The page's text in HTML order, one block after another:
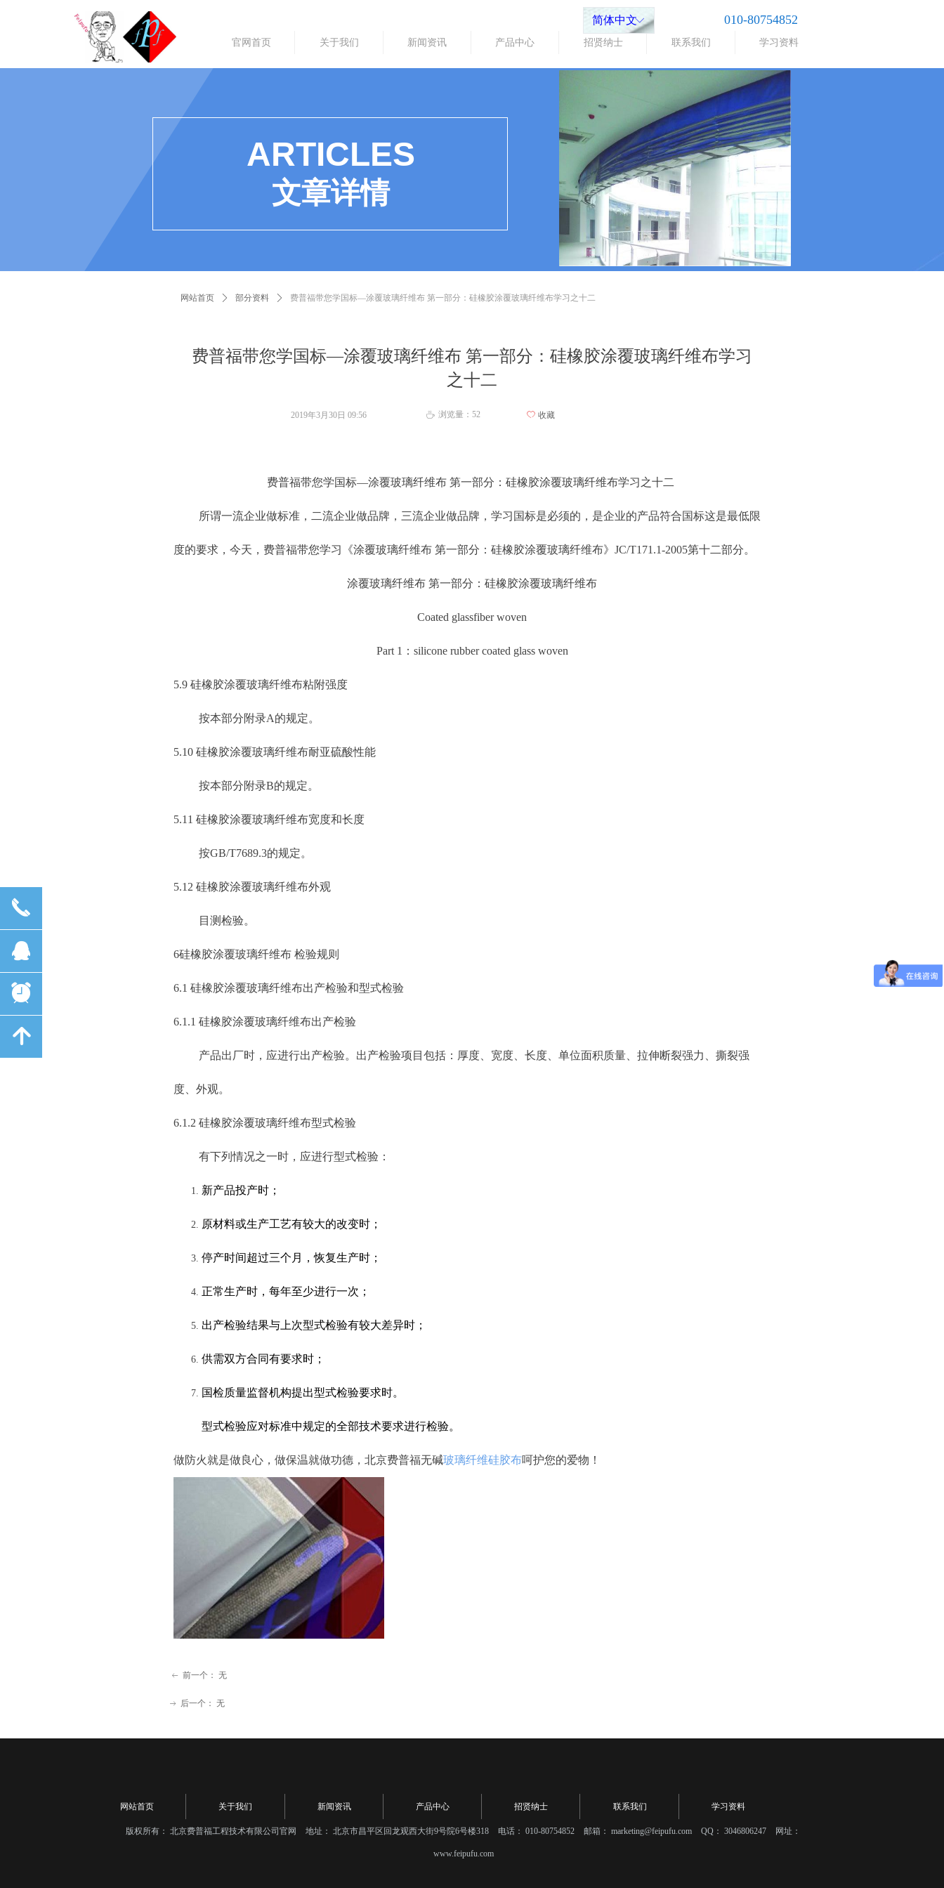
官网首页 关于我们 新闻资讯 产品中心 招贤纳士 联系我们 学习资料
010-80754852
ꀅ
简体中文
网站首页 ꄲ 部分资料 ꄲ 费普福带您学国标—涂覆玻璃纤维布 第一部分：硅橡胶涂覆玻璃纤维布学习之十二
ꂃ 前一个： 无
ꁹ 后一个： 无
ARTICLES
文章详情
费普福带您学国标—涂覆玻璃纤维布 第一部分：硅橡胶涂覆玻璃纤维布学习
之十二
2019年3月30日 09:56 ꄘ 浏览量： 52 ꄀ 收藏
费普福带您学国标—涂覆玻璃纤维布 第一部分：硅橡胶涂覆玻璃纤维布学习之十二
所谓一流企业做标准，二流企业做品牌，三流企业做品牌，学习国标是必须的，是企业的产品符合国标这是最低限
度的要求，今天，费普福带您学习《涂覆玻璃纤维布 第一部分：硅橡胶涂覆玻璃纤维布》JC/T171.1-2005第十二部分。
涂覆玻璃纤维布 第一部分：硅橡胶涂覆玻璃纤维布
Coated glassfiber woven
Part 1：silicone rubber coated glass woven
5.9 硅橡胶涂覆玻璃纤维布粘附强度
按本部分附录A的规定。
5.10 硅橡胶涂覆玻璃纤维布耐亚硫酸性能
按本部分附录B的规定。
5.11 硅橡胶涂覆玻璃纤维布宽度和长度
按GB/T7689.3的规定。
5.12 硅橡胶涂覆玻璃纤维布外观
目测检验。
6硅橡胶涂覆玻璃纤维布 检验规则
6.1 硅橡胶涂覆玻璃纤维布出产检验和型式检验
6.1.1 硅橡胶涂覆玻璃纤维布出产检验
产品出厂时，应进行出产检验。出产检验项目包括：厚度、宽度、长度、单位面积质量、拉伸断裂强力、撕裂强
度、外观。
6.1.2 硅橡胶涂覆玻璃纤维布型式检验
有下列情况之一时，应进行型式检验：
新产品投产时；
原材料或生产工艺有较大的改变时；
停产时间超过三个月，恢复生产时；
正常生产时，每年至少进行一次；
出产检验结果与上次型式检验有较大差异时；
供需双方合同有要求时；
国检质量监督机构提出型式检验要求时。
型式检验应对标准中规定的全部技术要求进行检验。
做防火就是做良心，做保温就做功德，北京费普福无碱玻璃纤维硅胶布呵护您的爱物！
网站首页 关于我们 新闻资讯 产品中心 招贤纳士 联系我们 学习资料
版权所有： 北京费普福工程技术有限公司官网 地址： 北京市昌平区回龙观西大街9号院6号楼318 电话： 010-80754852 邮箱： marketing@feipufu.com QQ： 3046806247 网址：
www.feipufu.com
끅
뀩
뀥
녕